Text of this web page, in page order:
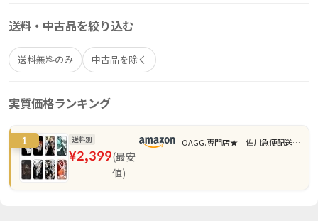
送料・中古品を絞り込む
送料無料のみ 中古品を除く
実質価格ランキング
1 送料別
¥2,399(最安
値)
OAGG.専門店★「佐川急便配送」